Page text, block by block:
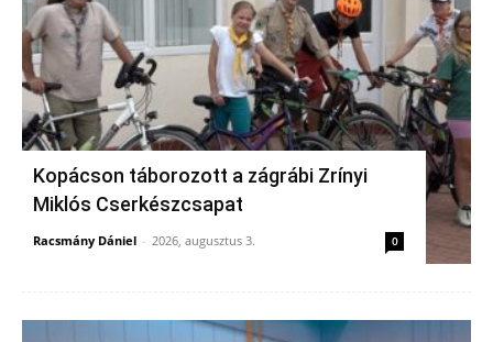
Kopácson táborozott a zágrábi Zrínyi
Miklós Cserkészcsapat
Racsmány Dániel - 2026, augusztus 3. 0